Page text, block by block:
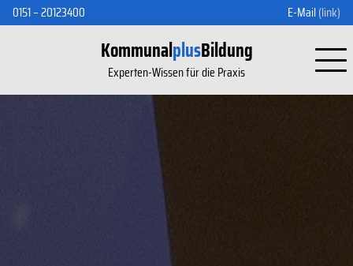
0151 – 20123400 E-Mail(link)
KommunalplusBildung
Experten-Wissen für die Praxis